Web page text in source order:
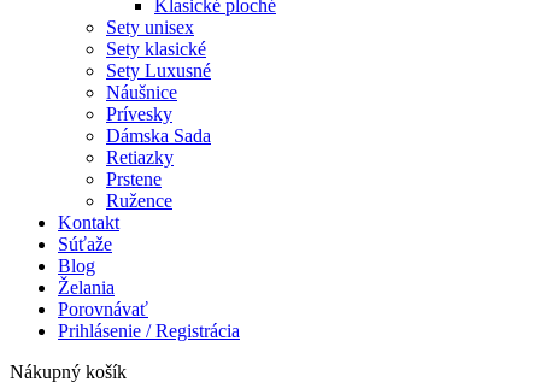
Klasické ploché
Sety unisex
Sety klasické
Sety Luxusné
Náušnice
Prívesky
Dámska Sada
Retiazky
Prstene
Ružence
Kontakt
Súťaže
Blog
Želania
Porovnávať
Prihlásenie / Registrácia
Nákupný košík